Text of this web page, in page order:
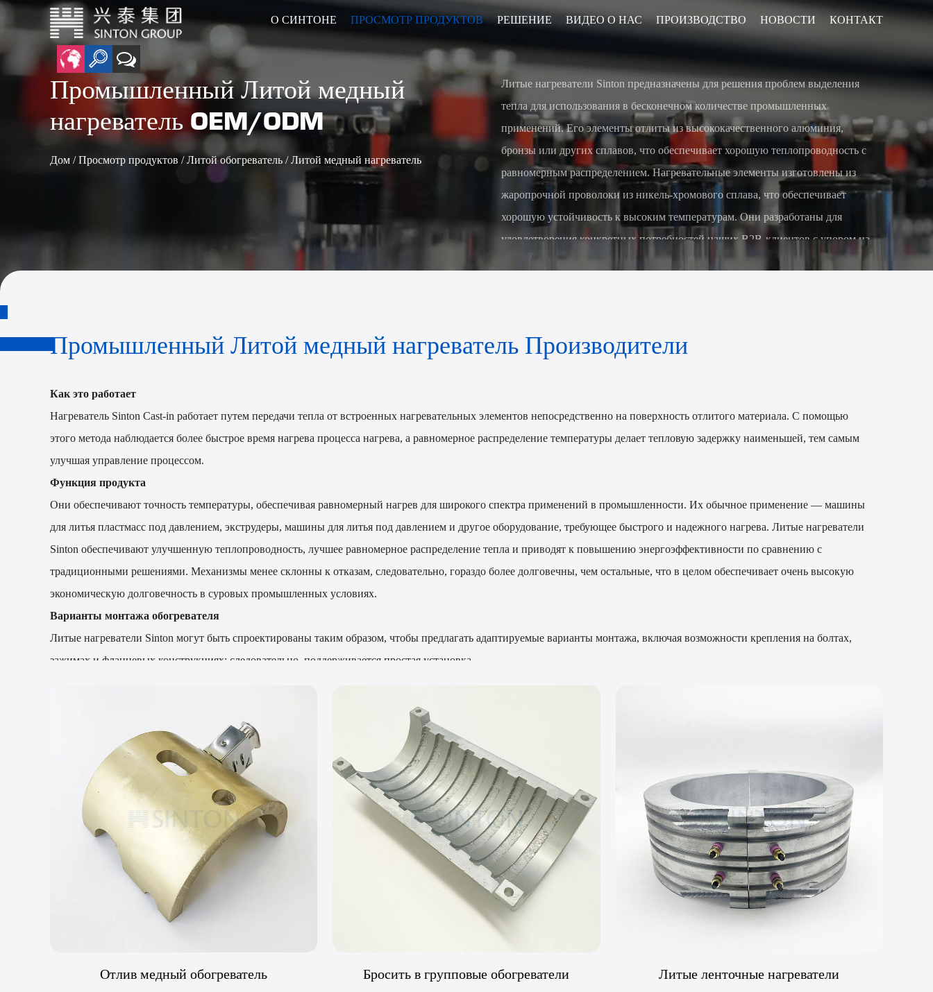
О СИНТОНЕ ПРОСМОТР ПРОДУКТОВ РЕШЕНИЕ ВИДЕО О НАС ПРОИЗВОДСТВО НОВОСТИ КОНТАКТ
Промышленный Литой медный
нагреватель OEM/ODM
Дом /Просмотр продуктов /Литой обогреватель /Литой медный нагреватель
Литые нагреватели Sinton предназначены для решения проблем выделения
тепла для использования в бесконечном количестве промышленных
применений. Его элементы отлиты из высококачественного алюминия,
бронзы или других сплавов, что обеспечивает хорошую теплопроводность с
равномерным распределением. Нагревательные элементы изготовлены из
жаропрочной проволоки из никель-хромового сплава, что обеспечивает
хорошую устойчивость к высоким температурам. Они разработаны для
удовлетворения конкретных потребностей наших B2B-клиентов с упором на
эффективность, надежность и долговечность.
Промышленный Литой медный нагреватель Производители
Как это работает
Нагреватель Sinton Cast-in работает путем передачи тепла от встроенных нагревательных элементов непосредственно на поверхность отлитого материала. С помощью
этого метода наблюдается более быстрое время нагрева процесса нагрева, а равномерное распределение температуры делает тепловую задержку наименьшей, тем самым
улучшая управление процессом.
Функция продукта
Они обеспечивают точность температуры, обеспечивая равномерный нагрев для широкого спектра применений в промышленности. Их обычное применение — машины
для литья пластмасс под давлением, экструдеры, машины для литья под давлением и другое оборудование, требующее быстрого и надежного нагрева. Литые нагреватели
Sinton обеспечивают улучшенную теплопроводность, лучшее равномерное распределение тепла и приводят к повышению энергоэффективности по сравнению с
традиционными решениями. Механизмы менее склонны к отказам, следовательно, гораздо более долговечны, чем остальные, что в целом обеспечивает очень высокую
экономическую долговечность в суровых промышленных условиях.
Варианты монтажа обогревателя
Литые нагреватели Sinton могут быть спроектированы таким образом, чтобы предлагать адаптируемые варианты монтажа, включая возможности крепления на болтах,
зажимах и фланцевых конструкциях; следовательно, поддерживается простая установка.
Литые нагреватели следует выбирать с учетом типа применения, требуемой температуры, совместимости материалов, удельной мощности и конфигурации монтажа, чтобы
обеспечить идеальную производительность и обслуживание.
Отлив медный обогреватель Бросить в групповые обогреватели Литые ленточные нагреватели